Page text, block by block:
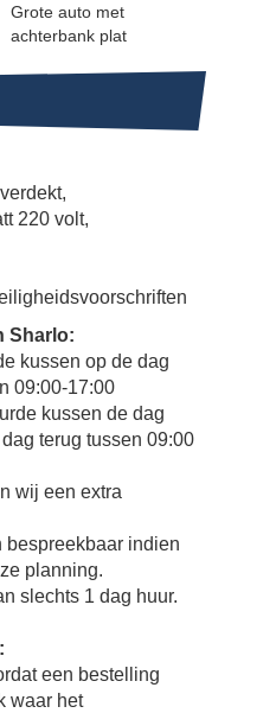
Grote auto met
achterbank plat
220 volt,
Sharlo:
kussen op de dag
09:00-17:00
kussen de dag
terug tussen 09:00
wij een extra
indien
planning.
slechts 1 dag huur.
een bestelling
waar het